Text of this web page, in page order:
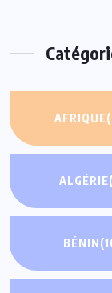
AFRIQUE
ALGÉRIE
BÉNIN